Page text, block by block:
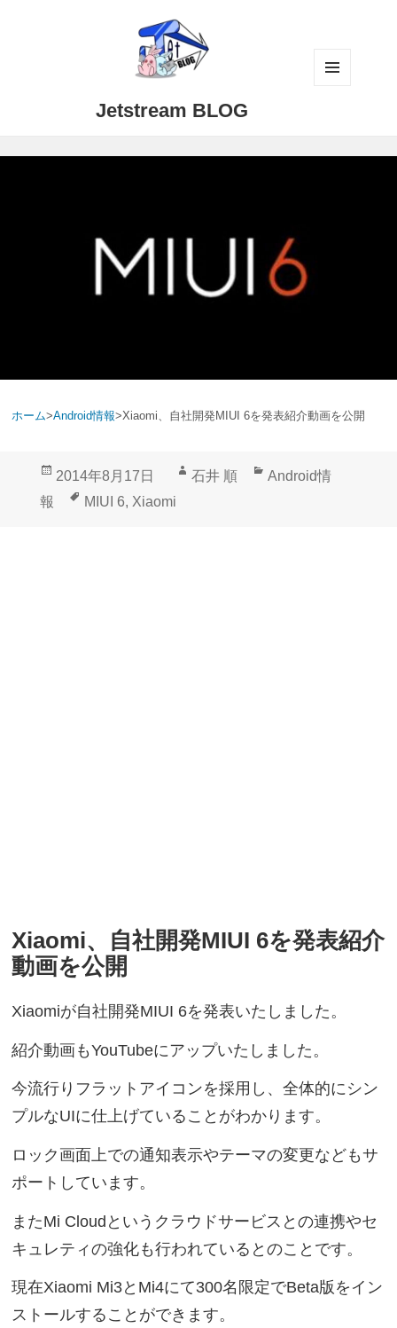
Jetstream BLOG
ホーム>Android情報>Xiaomi、自社開発MIUI 6を発表紹介動画を公開
投
2014年8月17日
作
石井 順
カ
Android情
報
タ
MIUI 6, Xiaomi
Xiaomi、自社開発MIUI 6を発表紹介
動画を公開
Xiaomiが自社開発MIUI 6を発表いたしました。
紹介動画もYouTubeにアップいたしました。
今流行りフラットアイコンを採用し、全体的にシン
プルなUIに仕上げていることがわかります。
ロック画面上での通知表示やテーマの変更などもサ
ポートしています。
またMi Cloudというクラウドサービスとの連携やセ
キュレティの強化も行われているとのことです。
現在Xiaomi Mi3とMi4にて300名限定でBeta版をイン
ストールすることができます。